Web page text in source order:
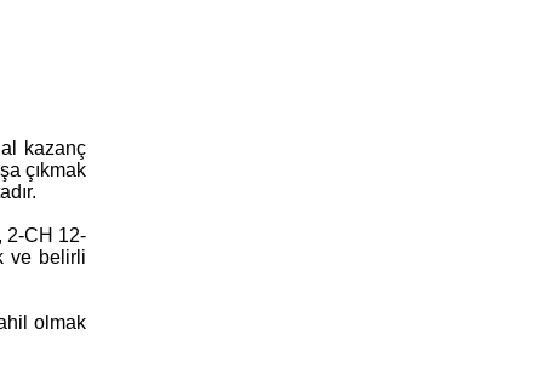
kazanç
çıkmak
2-CH 12-
ve belirli
olmak